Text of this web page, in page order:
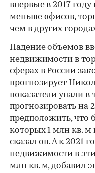
впервые в 2017
меньше офисов,
чем в других
Падение объемов
недвижимости в
сферах в России
прогнозирует
показатели упали в
прогнозировать на
предположить, что
которых 1 млн кв. м
сказал он. А к 2021
недвижимости в
млн кв. м, добавил